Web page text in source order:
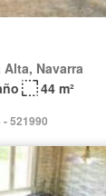
Navarra
44 m²
521990